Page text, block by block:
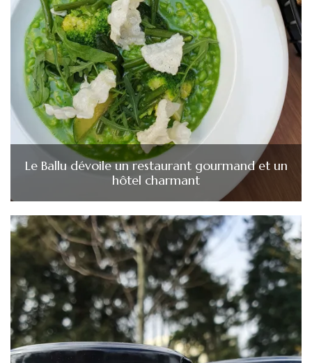
Le Ballu dévoile un restaurant gourmand et un
hôtel charmant